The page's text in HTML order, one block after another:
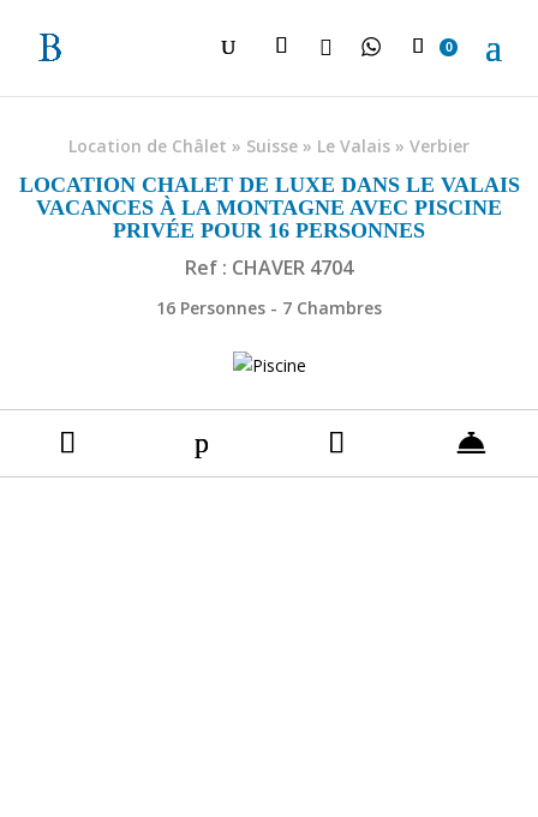
 0
Location de Châlet » Suisse » Le Valais » Verbier
LOCATION CHALET DE LUXE DANS LE VALAIS
VACANCES À LA MONTAGNE AVEC PISCINE
PRIVÉE POUR 16 PERSONNES
Ref : CHAVER 4704
16 Personnes - 7 Chambres